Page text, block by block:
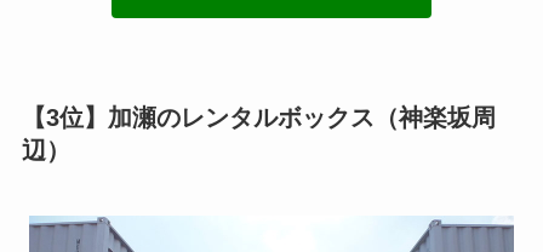
【3位】加瀬のレンタルボックス（神楽坂周
辺）